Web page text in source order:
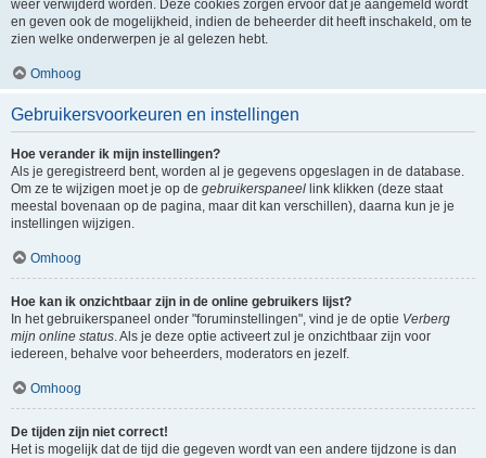
weer verwijderd worden. Deze cookies zorgen ervoor dat je aangemeld wordt
en geven ook de mogelijkheid, indien de beheerder dit heeft inschakeld, om te
zien welke onderwerpen je al gelezen hebt.
Omhoog
Gebruikersvoorkeuren en instellingen
Hoe verander ik mijn instellingen?
Als je geregistreerd bent, worden al je gegevens opgeslagen in de database.
Om ze te wijzigen moet je op de gebruikerspaneel link klikken (deze staat
meestal bovenaan op de pagina, maar dit kan verschillen), daarna kun je je
instellingen wijzigen.
Omhoog
Hoe kan ik onzichtbaar zijn in de online gebruikers lijst?
In het gebruikerspaneel onder "foruminstellingen", vind je de optie Verberg
mijn online status. Als je deze optie activeert zul je onzichtbaar zijn voor
iedereen, behalve voor beheerders, moderators en jezelf.
Omhoog
De tijden zijn niet correct!
Het is mogelijk dat de tijd die gegeven wordt van een andere tijdzone is dan